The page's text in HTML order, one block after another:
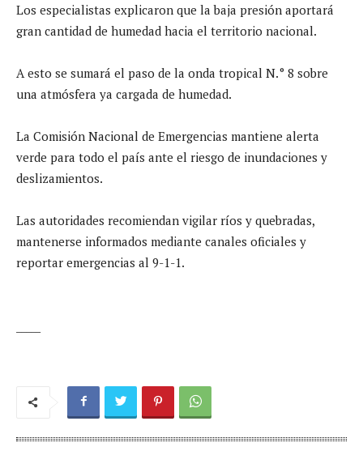
Los especialistas explicaron que la baja presión aportará
gran cantidad de humedad hacia el territorio nacional.
A esto se sumará el paso de la onda tropical N.° 8 sobre
una atmósfera ya cargada de humedad.
La Comisión Nacional de Emergencias mantiene alerta
verde para todo el país ante el riesgo de inundaciones y
deslizamientos.
Las autoridades recomiendan vigilar ríos y quebradas,
mantenerse informados mediante canales oficiales y
reportar emergencias al 9-1-1.